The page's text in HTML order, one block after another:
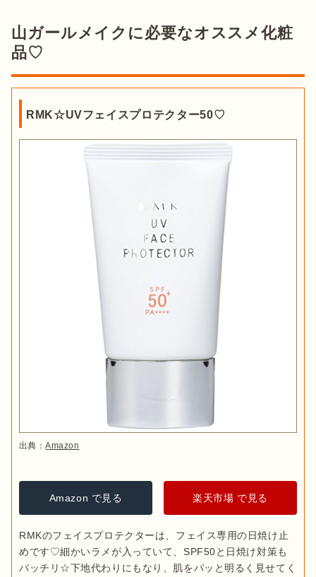
山ガールメイクに必要なオススメ化粧
品♡
RMK☆UVフェイスプロテクター50♡
出典：Amazon
Amazon で見る 楽天市場 で見る
RMKのフェイスプロテクターは、フェイス専用の日焼け止
めです♡細かいラメが入っていて、SPF50と日焼け対策も
バッチリ☆下地代わりにもなり、肌をパッと明るく見せてく